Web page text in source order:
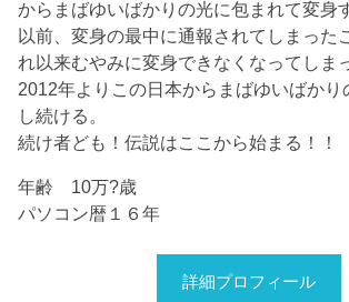
からまばゆいばかりの光に包まれて変身
以前、変身の最中に通報されてしまった
れ以来むやみに変身できなくなってしま
2012年よりこの日本からまばゆいばかり
し続ける。
続け者ども！伝説はここから始まる！！
年齢 10万?歳
パソコン暦１６年
詳細プロフィール